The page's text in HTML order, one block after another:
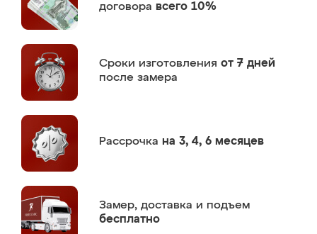
договора всего 10%
Сроки изготовления от 7 дней
после замера
Рассрочка на 3, 4, 6 месяцев
Замер, доставка и подъем
бесплатно